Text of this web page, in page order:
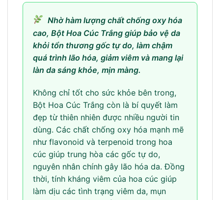
Nhờ hàm lượng chất chống oxy hóa
cao, Bột Hoa Cúc Trắng giúp bảo vệ da
khỏi tổn thương gốc tự do, làm chậm
quá trình lão hóa, giảm viêm và mang lại
làn da sáng khỏe, mịn màng.
Không chỉ tốt cho sức khỏe bên trong,
Bột Hoa Cúc Trắng còn là bí quyết làm
đẹp từ thiên nhiên được nhiều người tin
dùng. Các chất chống oxy hóa mạnh mẽ
như flavonoid và terpenoid trong hoa
cúc giúp trung hòa các gốc tự do,
nguyên nhân chính gây lão hóa da. Đồng
thời, tính kháng viêm của hoa cúc giúp
làm dịu các tình trạng viêm da, mụn